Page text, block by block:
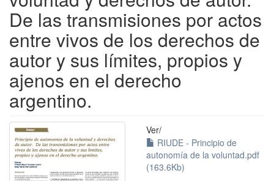
De las transmisiones por actos
entre vivos de los derechos de
autor y sus límites, propios y
ajenos en el derecho
argentino.
Ver/
RIUDE - Principio de
autonomía de la voluntad.pdf
(163.6Kb)